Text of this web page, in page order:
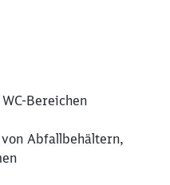
Bereichen
Abfallbehältern,